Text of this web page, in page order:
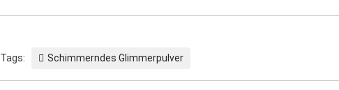
Tags: Schimmerndes Glimmerpulver